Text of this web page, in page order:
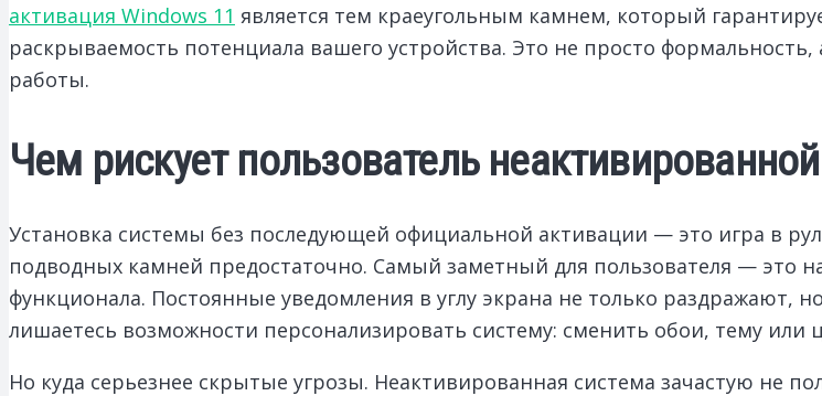
активация Windows 11 является тем краеугольным камнем, который
раскрываемость потенциала вашего устройства. Это не просто
работы.
Чем рискует пользователь
Установка системы без последующей официальной активации — это игра в
подводных камней предостаточно. Самый заметный для пользователя — это
функционала. Постоянные уведомления в углу экрана не только раздражают,
лишаетесь возможности персонализировать систему: сменить обои, тему или
Но куда серьезнее скрытые угрозы. Неактивированная система зачастую не